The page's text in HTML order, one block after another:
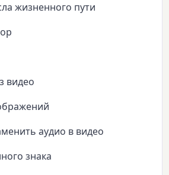
жизненного пути
видео
аудио в видео
знака